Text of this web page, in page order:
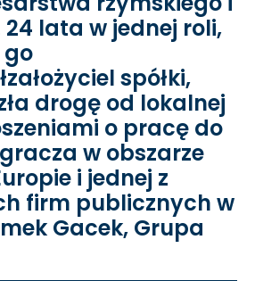
lata w jednej roli,
spółki,
drogę od lokalnej
o pracę do
w obszarze
i jednej z
firm publicznych w
Gacek, Grupa